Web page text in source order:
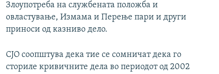
Злоупотреба на службената положба и
овластување, Измама и Перење пари и други
приноси од казниво дело.
СЈО соопштува дека тие се сомничат дека го
сториле кривичните дела во периодот од 2002